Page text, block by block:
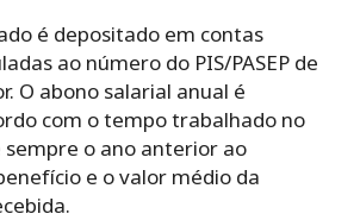
é depositado em contas
ao número do PIS/PASEP de
O abono salarial anual é
com o tempo trabalhado no
sempre o ano anterior ao
e o valor médio da